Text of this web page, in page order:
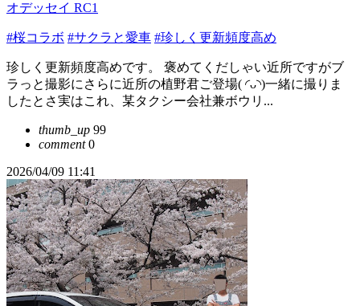
オデッセイ RC1
#桜コラボ #サクラと愛車 #珍しく更新頻度高め
珍しく更新頻度高めです。 褒めてくだしゃい近所ですがブ
ラっと撮影にさらに近所の植野君ご登場( ◜ᴗ◝)一緒に撮りま
したとさ実はこれ、某タクシー会社兼ボウリ...
thumb_up 99
comment0
2026/04/09 11:41